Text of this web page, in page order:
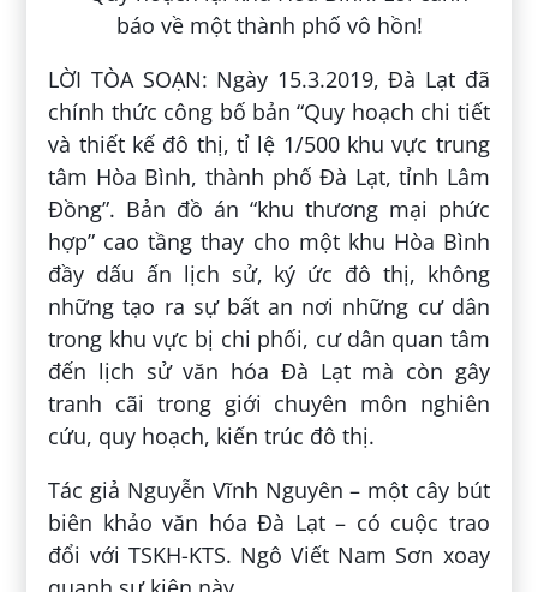
LỜI TÒA SOẠN: Ngày 15.3.2019, Đà Lạt đã
chính thức công bố bản “Quy hoạch chi tiết
và thiết kế đô thị, tỉ lệ 1/500 khu vực trung
tâm Hòa Bình, thành phố Đà Lạt, tỉnh Lâm
Đồng”. Bản đồ án “khu thương mại phức
hợp” cao tầng thay cho một khu Hòa Bình
đầy dấu ấn lịch sử, ký ức đô thị, không
những tạo ra sự bất an nơi những cư dân
trong khu vực bị chi phối, cư dân quan tâm
đến lịch sử văn hóa Đà Lạt mà còn gây
tranh cãi trong giới chuyên môn nghiên
cứu, quy hoạch, kiến trúc đô thị.
Tác giả Nguyễn Vĩnh Nguyên – một cây bút
biên khảo văn hóa Đà Lạt – có cuộc trao
đổi với TSKH-KTS. Ngô Viết Nam Sơn xoay